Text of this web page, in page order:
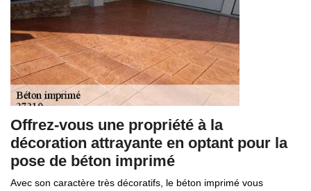
Offrez-vous une propriété à la
décoration attrayante en optant pour la
pose de béton imprimé
Avec son caractère très décoratifs, le béton imprimé vous